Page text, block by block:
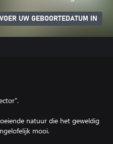
VOER UW GEBOORTEDATUM IN
natuur die het geweldig
mooi.